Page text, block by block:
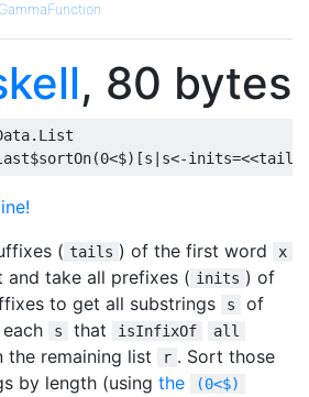
GammaFunction
, 80 bytes
$sortOn(0<$)[s s<-inits=<<tails
( tails ) of the first word x
and take all prefixes ( inits ) of
to get all substrings
s of
each s that isInfixOf all
the remaining list r . Sort those
by length (using the (0<$)